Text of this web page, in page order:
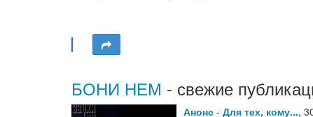
БОНИ НЕМ - свежие
Анонс - Для тех, кому...,